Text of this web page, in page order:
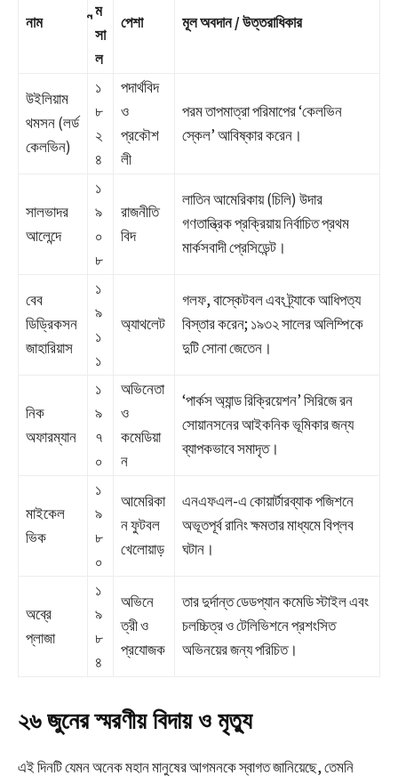
নাম
ন্ম
সা
ল
পেশা মূল অবদান / উত্তরাধিকার
উইলিয়াম
থমসন (লর্ড
কেলভিন)
১
৮
২
৪
পদার্থবিদ
ও
প্রকৌশ
লী
পরম তাপমাত্রা পরিমাপের ‘কেলভিন
স্কেল’ আবিষ্কার করেন।
সালভাদর
আলেন্দে
১
৯
০
৮
রাজনীতি
বিদ
লাতিন আমেরিকায় (চিলি) উদার
গণতান্ত্রিক প্রক্রিয়ায় নির্বাচিত প্রথম
মার্কসবাদী প্রেসিডেন্ট।
বেব
ডিড্রিকসন
জাহারিয়াস
১
৯
১
১
অ্যাথলেট
গলফ, বাস্কেটবল এবং ট্র্যাকে আধিপত্য
বিস্তার করেন; ১৯৩২ সালের অলিম্পিকে
দুটি সোনা জেতেন।
নিক
অফারম্যান
১
৯
৭
০
অভিনেতা
ও
কমেডিয়া
ন
‘পার্কস অ্যান্ড রিক্রিয়েশন’ সিরিজে রন
সোয়ানসনের আইকনিক ভূমিকার জন্য
ব্যাপকভাবে সমাদৃত।
মাইকেল
ভিক
১
৯
৮
০
আমেরিকা
ন ফুটবল
খেলোয়াড়
এনএফএল-এ কোয়ার্টারব্যাক পজিশনে
অভূতপূর্ব রানিং ক্ষমতার মাধ্যমে বিপ্লব
ঘটান।
অব্রে
প্লাজা
১
৯
৮
৪
অভিনে
ত্রী ও
প্রযোজক
তার দুর্দান্ত ডেডপ্যান কমেডি স্টাইল এবং
চলচ্চিত্র ও টেলিভিশনে প্রশংসিত
অভিনয়ের জন্য পরিচিত।
২৬ জুনের স্মরণীয় বিদায় ও মৃত্যু
এই দিনটি যেমন অনেক মহান মানুষের আগমনকে স্বাগত জানিয়েছে, তেমনি